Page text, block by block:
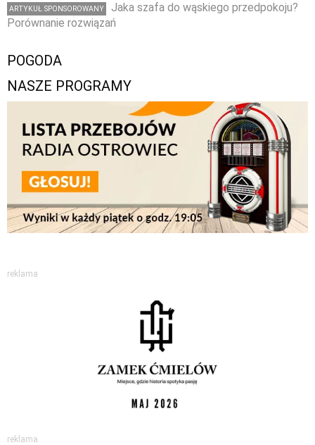
ARTYKUŁ SPONSOROWANY
Jaka szafa do wąskiego przedpokoju?
Porównanie rozwiązań
POGODA
NASZE PROGRAMY
reklama
reklama